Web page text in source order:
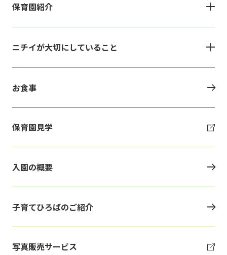
保育園紹介
ニチイが大切にしていること
お食事
保育園見学
入園の概要
子育てひろばのご紹介
写真販売サービス